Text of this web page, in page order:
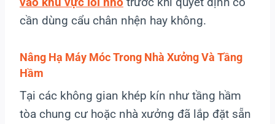
cần dùng cẩu chân nhện hay không.
Nâng Hạ Máy Móc Trong Nhà Xưởng Và Tầng
Hầm
Tại các không gian khép kín như tầng hầm
tòa chung cư hoặc nhà xưởng đã lắp đặt sẵn